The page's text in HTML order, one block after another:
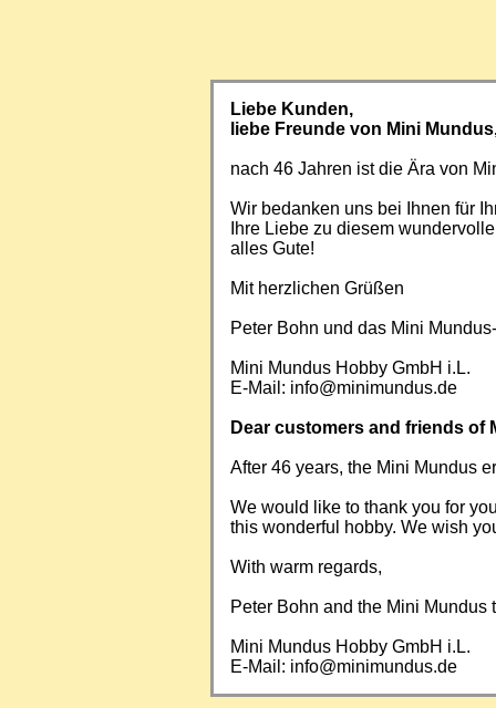
Liebe Kunden,
liebe Freunde von Mini
nach 46 Jahren ist die Ära von
Wir bedanken uns bei Ihnen für
Ihre Liebe zu diesem
alles Gute!
Mit herzlichen Grüßen
Peter Bohn und das Mini
Mini Mundus Hobby GmbH i.L.
E-Mail: info@minimundus.de
Dear customers and friends of
After 46 years, the Mini Mundus
We would like to thank you for
this wonderful hobby. We wish
With warm regards,
Peter Bohn and the Mini Mundus
Mini Mundus Hobby GmbH i.L.
E-Mail: info@minimundus.de